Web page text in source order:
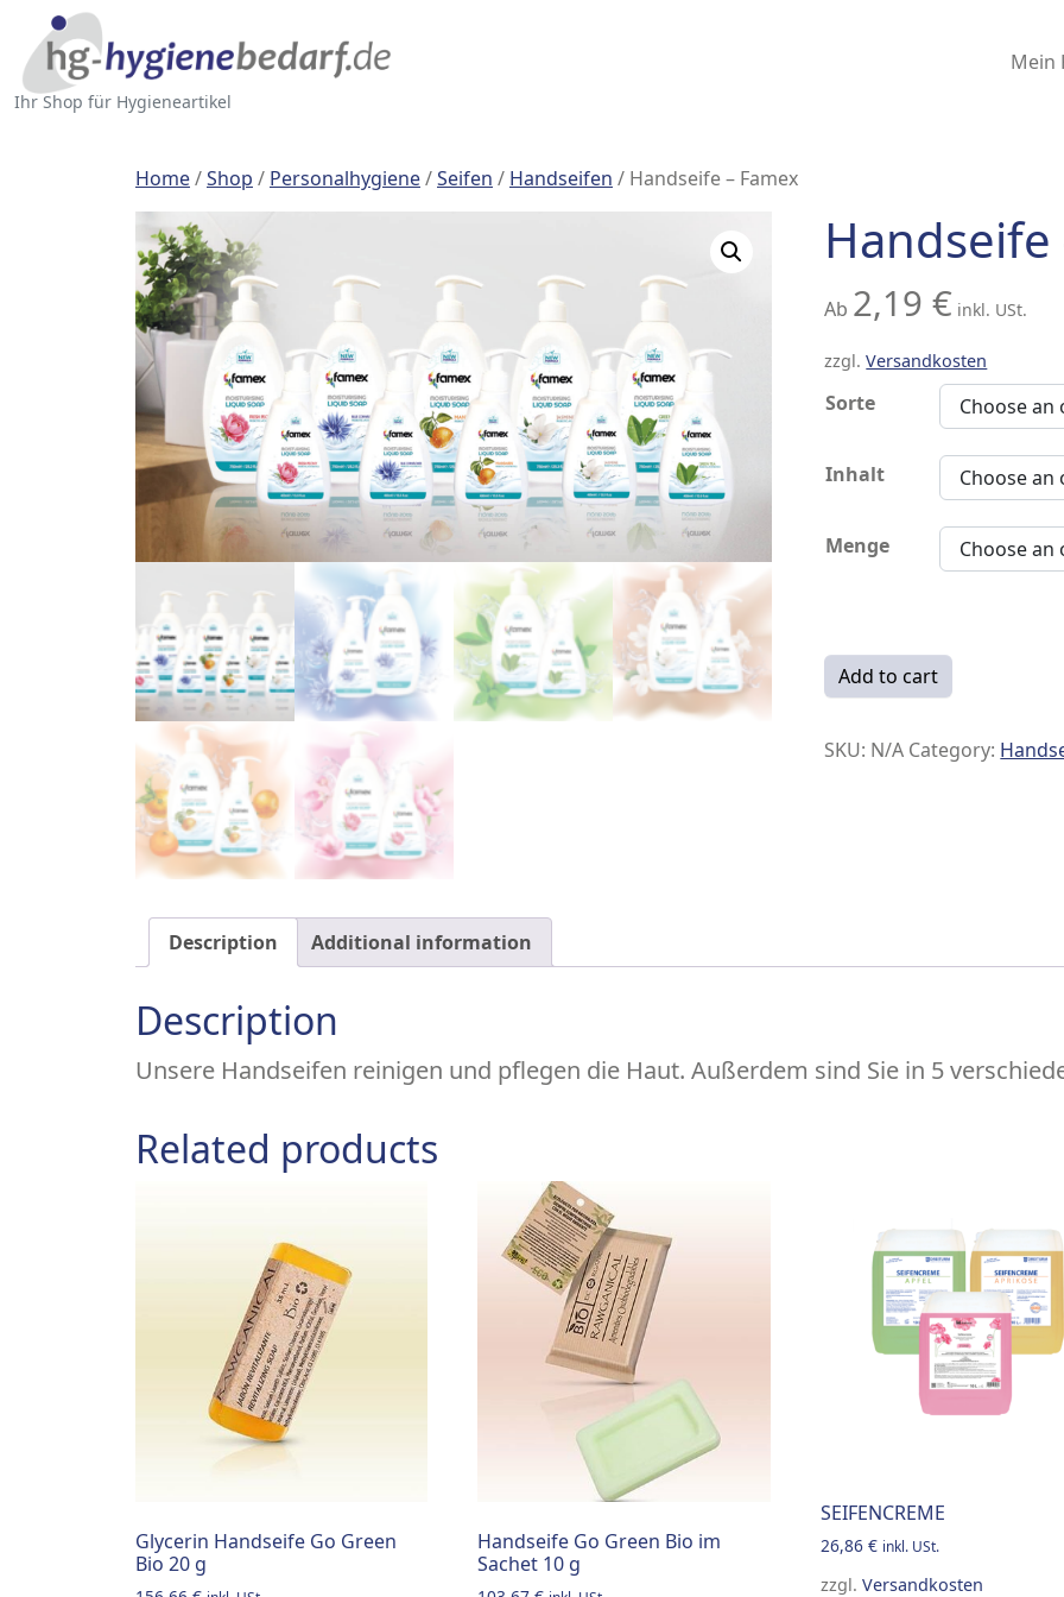
Ihr Shop für Hygieneartikel
Mein
Home/Shop / Personalhygiene/Seifen / Handseifen / Handseife – Famex
Handseife
Ab 2,19€ inkl. USt.
zzgl.Versandkosten
Sorte
Inhalt
Menge
Handseife - Famex quantity
Add to cart
SKU: N/A Category:
Description Additional information
Description
Unsere Handseifen reinigen und pflegen die Haut. Außerdem sind Sie in 5
Related products
Glycerin Handseife Go Green
Bio 20 g
Handseife Go Green Bio im
Sachet 10 g
SEIFENCREME
26,86 € inkl. USt.
zzgl. Versandkosten